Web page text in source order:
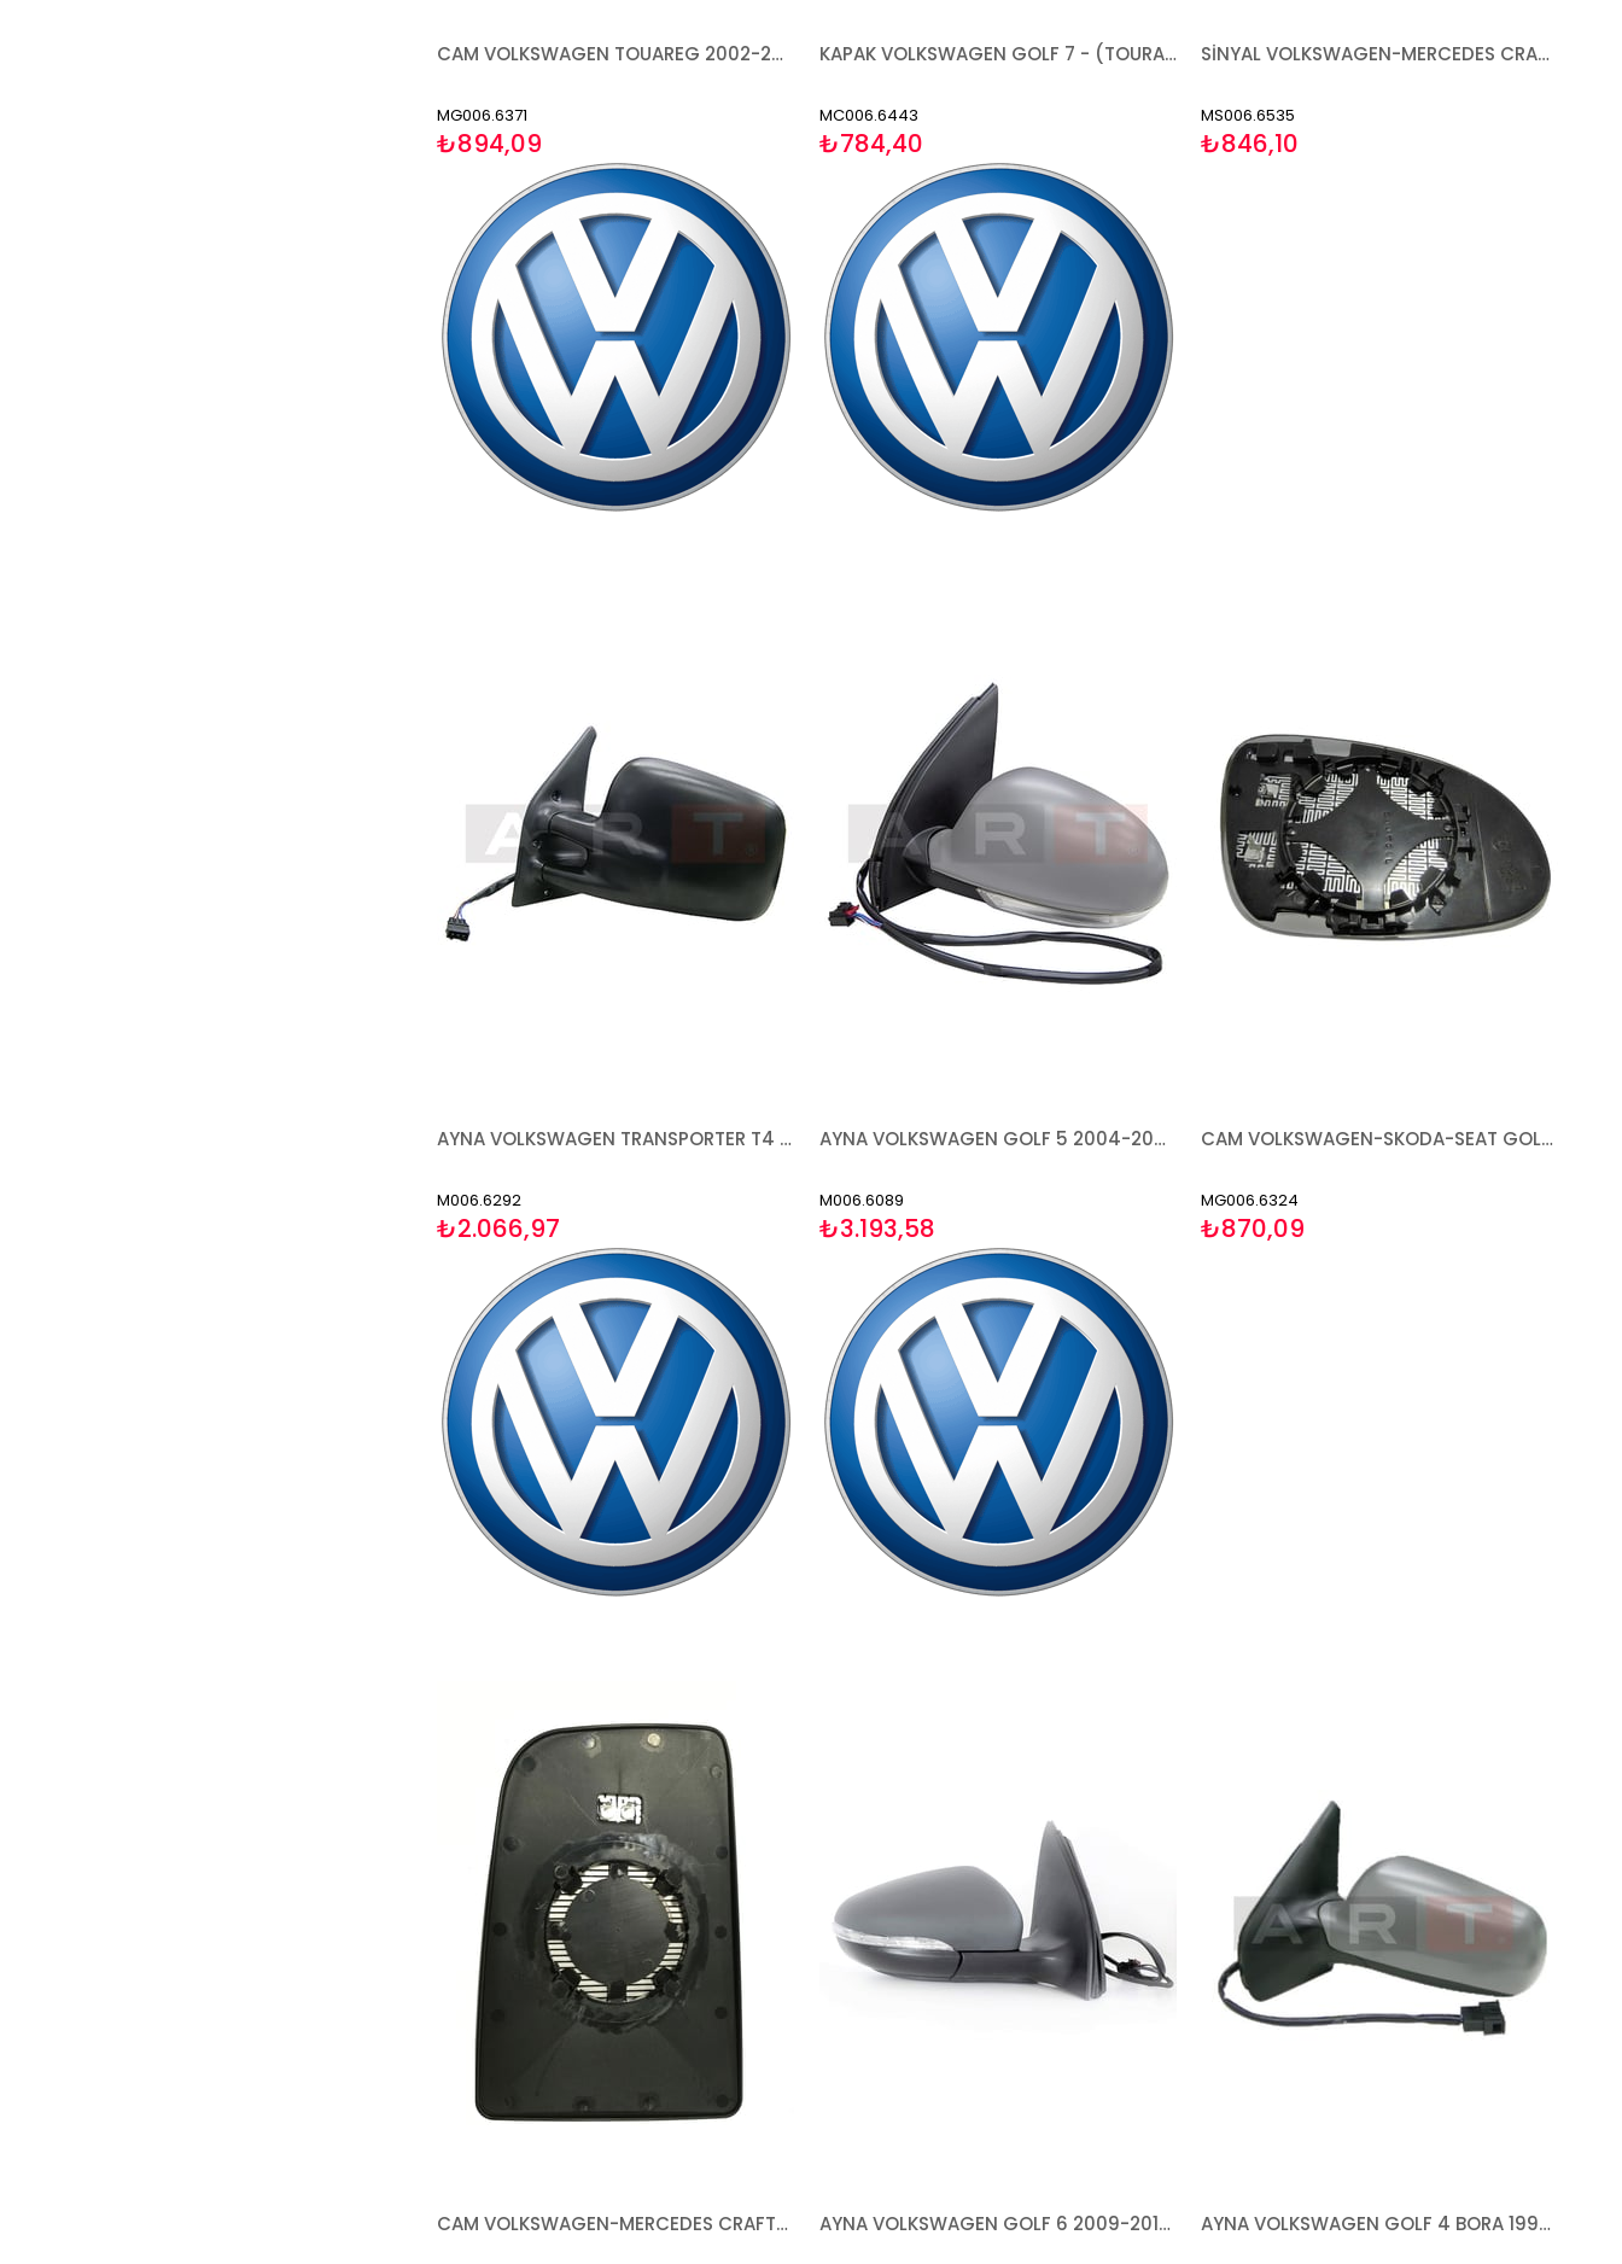
CAM VOLKSWAGEN TOUAREG 2002-2007 ISITMALI SAĞ
MG006.6371
₺894,09
KAPAK VOLKSWAGEN GOLF 7 - (TOURAN 2015-) 2013-2020 ASTARLI SAĞ
MC006.6443
₺784,40
SİNYAL VOLKSWAGEN-MERCEDES CRAFTER SPRİNTER 2006-2018 DUYSUZ SAĞ
MS006.6535
₺846,10
AYNA VOLKSWAGEN TRANSPORTER T4 1990-2002 ELEKTRİKLİ ISITMALI ASFERİK SOL
M006.6292
₺2.066,97
AYNA VOLKSWAGEN GOLF 5 2004-2008 ELEKTRİKLİ ISITMALI ASTARLI SİNYALLİ ASFERİK SOL
M006.6089
₺3.193,58
CAM VOLKSWAGEN-SKODA-SEAT GOLF V (PASSAT 2003-2010) (JETTA 2005-2010) (GOLF PLUS 2005-2013) (EOS 2005-2008) ( SUPERB 2006-2008) (SHARAN ALHAMBRA BORA 2004-2010 ) 2004-2009 ISITMALI ASFERİK SOL
MG006.6324
₺870,09
CAM VOLKSWAGEN-MERCEDES CRAFTER SPRİNTER 2006-2018 ISITMALI BÜYÜK PARÇA YUVARLAK TİP SAĞ AYNA VOLKSWAGEN GOLF 6 2009-2012 ELEKTRİKLİ ISITMALI ASTARLI SİNYALLİ SAĞ AYNA VOLKSWAGEN GOLF 4 BORA 1997-2003 ELEKTRİKLİ ISITMALI ASTARLI MAVİ CAM BÜYÜK TİP ASFERİK SOL